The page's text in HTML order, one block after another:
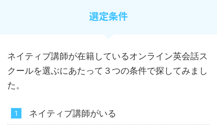
選定条件
ネイティブ講師が在籍しているオンライン英会話ス
クールを選ぶにあたって３つの条件で探してみまし
た。
ネイティブ講師がいる